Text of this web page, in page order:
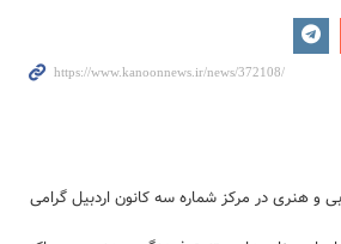
و هنری در مرکز شماره سه کانون اردبیل گرامی